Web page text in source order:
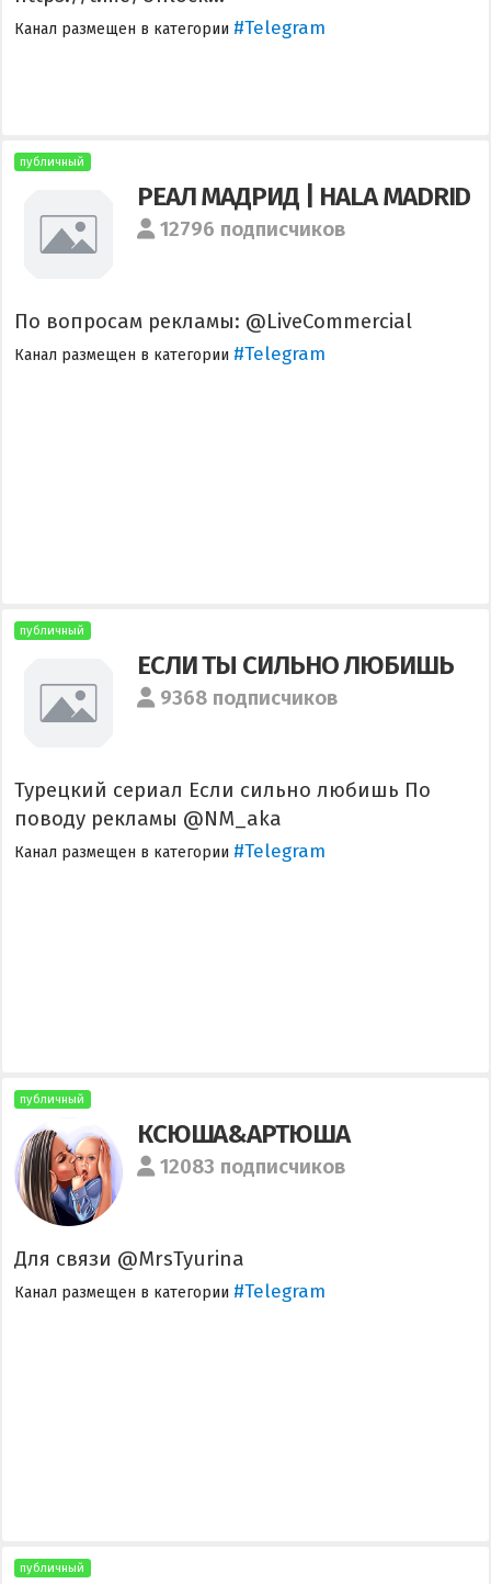
Канал размещен в категории #Telegram
публичный
РЕАЛ МАДРИД | HALA MADRID
12796 подписчиков
По вопросам рекламы: @LiveCommercial
Канал размещен в категории #Telegram
публичный
ЕСЛИ ТЫ СИЛЬНО ЛЮБИШЬ
9368 подписчиков
Турецкий сериал Если сильно любишь По
поводу рекламы @NM_aka
Канал размещен в категории #Telegram
публичный
КСЮША&АРТЮША
12083 подписчиков
Для связи @MrsTyurina
Канал размещен в категории #Telegram
публичный